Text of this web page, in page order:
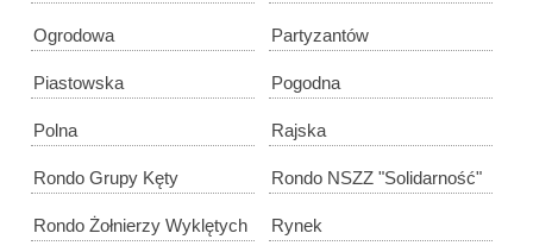
Ogrodowa Partyzantów
Piastowska Pogodna
Polna Rajska
Rondo Grupy Kęty Rondo NSZZ "Solidarność"
Rondo Żołnierzy Wyklętych Rynek